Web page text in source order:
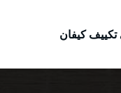
كيفان